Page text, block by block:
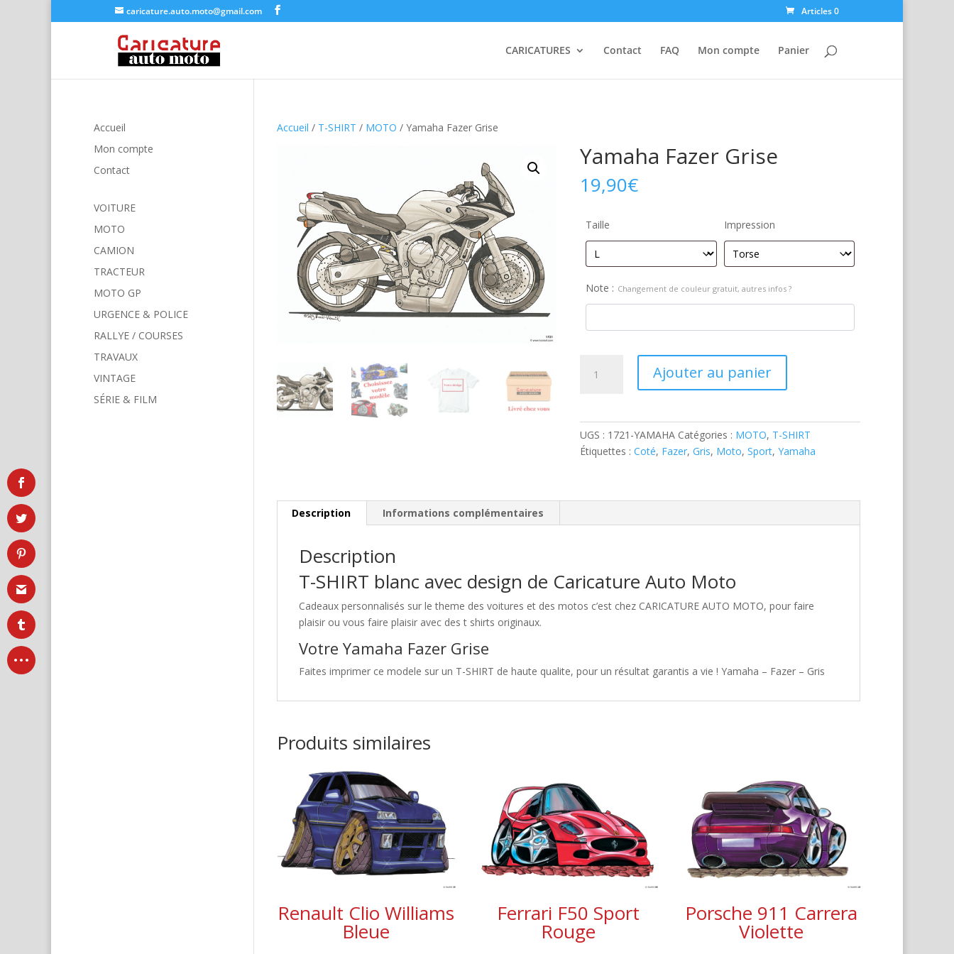
caricature.auto.moto@gmail.com Articles 0
CARICATURES Contact FAQ Mon compte Panier
Accueil / T-SHIRT / MOTO / Yamaha Fazer Grise
Yamaha Fazer Grise
19,90€
Taille Impression
Note : Changement de couleur gratuit, autres infos ?
Ajouter au panier
UGS : 1721-YAMAHA Catégories : MOTO, T-SHIRT
Étiquettes :Coté, Fazer,Gris, Moto,Sport,Yamaha
Description Informations complémentaires
Description
T-SHIRT blanc avec design de Caricature Auto Moto
Cadeaux personnalisés sur le theme des voitures et des motos c’est chez CARICATURE AUTO MOTO, pour faire
plaisir ou vous faire plaisir avec des t shirts originaux.
Votre Yamaha Fazer Grise
Faites imprimer ce modele sur un T-SHIRT de haute qualite, pour un résultat garantis a vie ! Yamaha – Fazer – Gris
Produits similaires
Renault Clio Williams
Bleue
Ferrari F50 Sport
Rouge
Porsche 911 Carrera
Violette
Accueil
Mon compte
Contact
VOITURE
MOTO
CAMION
TRACTEUR
MOTO GP
URGENCE & POLICE
RALLYE / COURSES
TRAVAUX
VINTAGE
SÉRIE & FILM